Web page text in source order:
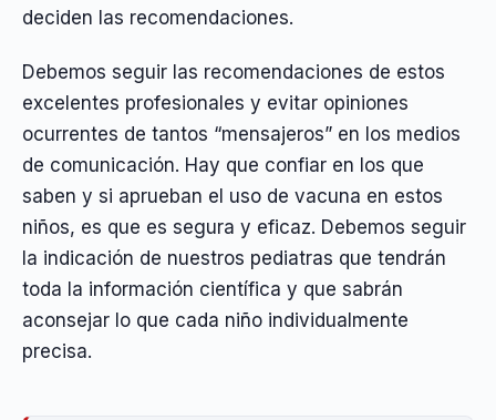
deciden las recomendaciones.
Debemos seguir las recomendaciones de estos
excelentes profesionales y evitar opiniones
ocurrentes de tantos “mensajeros” en los medios
de comunicación. Hay que confiar en los que
saben y si aprueban el uso de vacuna en estos
niños, es que es segura y eficaz. Debemos seguir
la indicación de nuestros pediatras que tendrán
toda la información científica y que sabrán
aconsejar lo que cada niño individualmente
precisa.